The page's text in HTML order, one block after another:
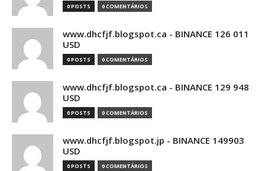
0 POSTS 0 COMENTÁRIOS
www.dhcfjf.blogspot.ca - BINANCE 126 011
USD
0 POSTS 0 COMENTÁRIOS
www.dhcfjf.blogspot.ca - BINANCE 129 948
USD
0 POSTS 0 COMENTÁRIOS
www.dhcfjf.blogspot.jp - BINANCE 149903
USD
0 POSTS 0 COMENTÁRIOS